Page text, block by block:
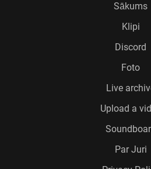
Sākums
Klipi
Discord
Foto
Live
Upload a
Par Juri